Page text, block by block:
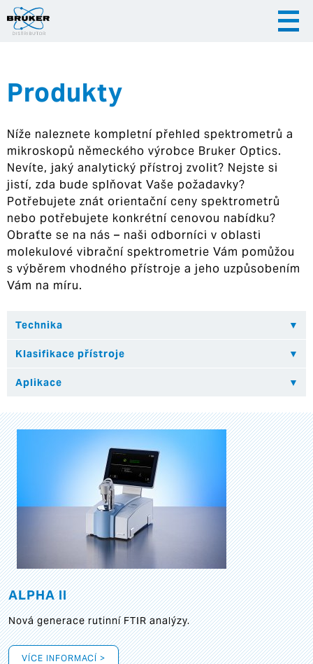
|
Hrvatska
Produkty
Níže naleznete kompletní přehled spektrometrů a
mikroskopů německého výrobce Bruker Optics.
Nevíte, jaký analytický přístroj zvolit? Nejste si
jistí, zda bude splňovat Vaše požadavky?
Potřebujete znát orientační ceny spektrometrů
nebo potřebujete konkrétní cenovou nabídku?
Obraťte se na nás – naši odborníci v oblasti
molekulové vibrační spektrometrie Vám pomůžou
s výběrem vhodného přístroje a jeho uzpůsobením
Vám na míru.
ALPHA II
Nová generace rutinní FTIR analýzy.
VÍCE INFORMACÍ >